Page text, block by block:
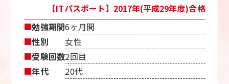
【ITパスポート】2017年(平成29年度)合格
■勉強期間6ヶ月間
■性別
女性
■受験回数2回目
■年代 20代